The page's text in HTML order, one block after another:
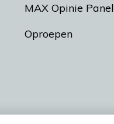
MAX Opinie Panel
Oproepen